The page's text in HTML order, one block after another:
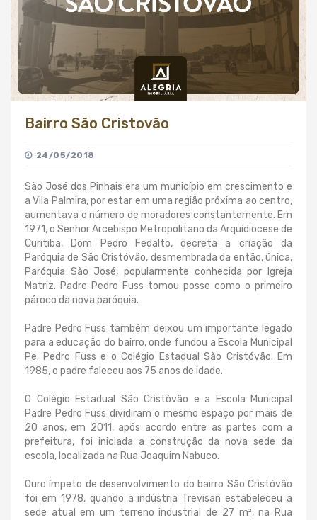
Bairro São Cristovão
24/05/2018
São José dos Pinhais era um município em crescimento e
a Vila Palmira, por estar em uma região próxima ao centro,
aumentava o número de moradores constantemente. Em
1971, o Senhor Arcebispo Metropolitano da Arquidiocese de
Curitiba, Dom Pedro Fedalto, decreta a criação da
Paróquia de São Cristóvão, desmembrada da então, única,
Paróquia São José, popularmente conhecida por Igreja
Matriz. Padre Pedro Fuss tomou posse como o primeiro
pároco da nova paróquia.
Padre Pedro Fuss também deixou um importante legado
para a educação do bairro, onde fundou a Escola Municipal
Pe. Pedro Fuss e o Colégio Estadual São Cristóvão. Em
1985, o padre faleceu aos 75 anos de idade.
O Colégio Estadual São Cristóvão e a Escola Municipal
Padre Pedro Fuss dividiram o mesmo espaço por mais de
20 anos, em 2011, após acordo entre as partes com a
prefeitura, foi iniciada a construção da nova sede da
escola, localizada na Rua Joaquim Nabuco.
Ouro ímpeto de desenvolvimento do bairro São Cristóvão
foi em 1978, quando a indústria Trevisan estabeleceu a
sede atual em um terreno industrial de 27 m², na Rua